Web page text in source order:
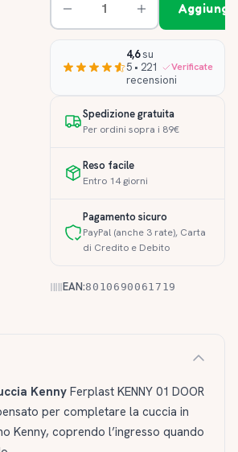
4,6su
5 • 221
recensioni
Verificate
Spedizione gratuita
Per ordini sopra i 89€
Reso facile
Entro 14 giorni
Pagamento sicuro
PayPal (anche 3 rate), Carta
di Credito e Debito
EAN:8010690061719
Kenny Ferplast KENNY 01 DOOR
per completare la cuccia in
Kenny, coprendo l’ingresso quando